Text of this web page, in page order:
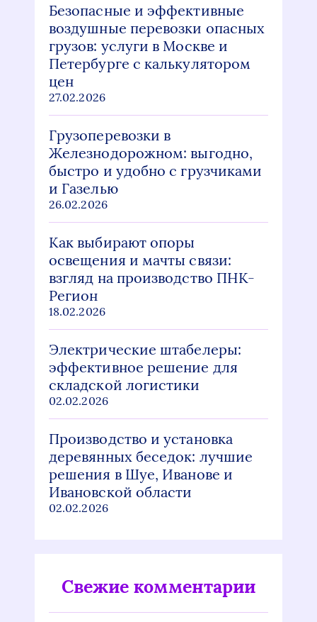
Безопасные и эффективные
воздушные перевозки опасных
грузов: услуги в Москве и
Петербурге с калькулятором
цен
27.02.2026
Грузоперевозки в
Железнодорожном: выгодно,
быстро и удобно с грузчиками
и Газелью
26.02.2026
Как выбирают опоры
освещения и мачты связи:
взгляд на производство ПНК-
Регион
18.02.2026
Электрические штабелеры:
эффективное решение для
складской логистики
02.02.2026
Производство и установка
деревянных беседок: лучшие
решения в Шуе, Иванове и
Ивановской области
02.02.2026
Свежие комментарии